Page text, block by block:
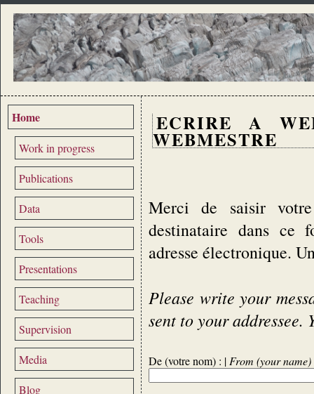
Home
Work in progress
Publications
Data
Tools
Presentations
Teaching
Supervision
Media
Blog
ECRIRE A
WEBMESTRE
Merci de saisir
destinataire dans ce
adresse électronique.
Please write your
sent to your addressee.
De (votre nom) : | From (your name)